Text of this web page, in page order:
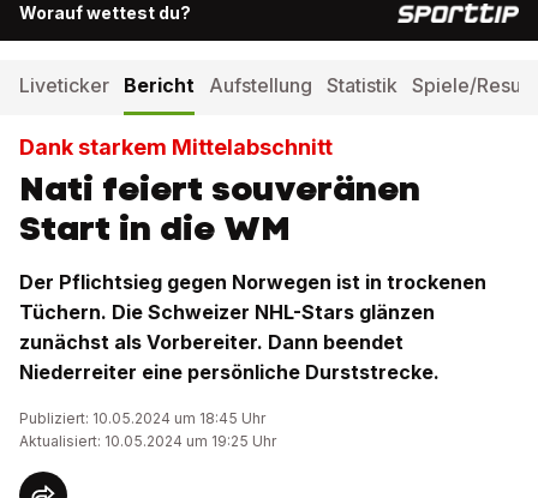
Worauf wettest du?
Liveticker Bericht Aufstellung Statistik Spiele/
Dank starkem Mittelabschnitt
Nati feiert souveränen
Start in die WM
Der Pflichtsieg gegen Norwegen ist in trockenen
Tüchern. Die Schweizer NHL-Stars glänzen
zunächst als Vorbereiter. Dann beendet
Niederreiter eine persönliche Durststrecke.
Publiziert: 10.05.2024 um 18:45 Uhr
Aktualisiert: 10.05.2024 um 19:25 Uhr